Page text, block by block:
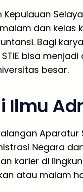
Kepulauan
dan
Bagi
bisa
besar.
Ilmu
Negara
karier di
atau malam